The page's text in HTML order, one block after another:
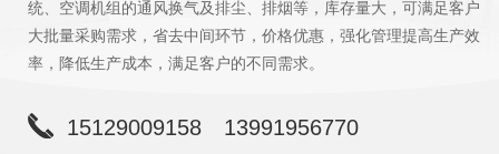
统、空调机组的通风换气及排尘、排烟等，库存量大，可满足客户
大批量采购需求，省去中间环节，价格优惠，强化管理提高生产效
率，降低生产成本，满足客户的不同需求。
15129009158 13991956770